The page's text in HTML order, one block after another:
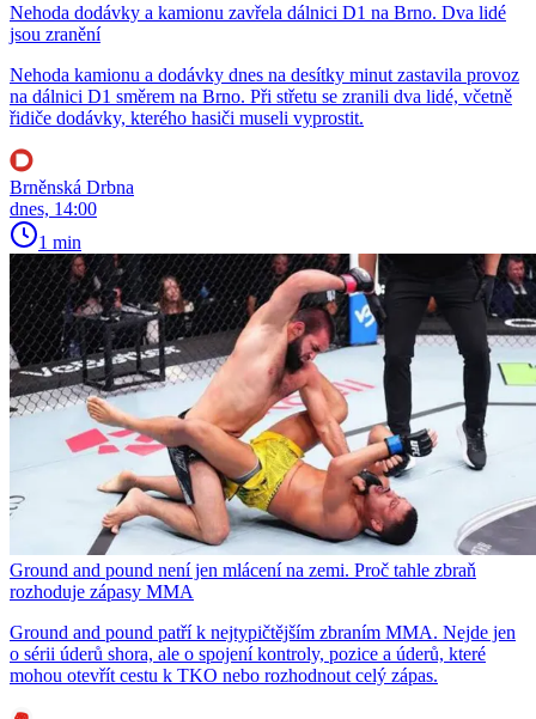
Nehoda dodávky a kamionu zavřela dálnici D1 na Brno. Dva lidé
jsou zranění
Nehoda kamionu a dodávky dnes na desítky minut zastavila provoz
na dálnici D1 směrem na Brno. Při střetu se zranili dva lidé, včetně
řidiče dodávky, kterého hasiči museli vyprostit.
Brněnská Drbna
dnes, 14:00
1 min
Ground and pound není jen mlácení na zemi. Proč tahle zbraň
rozhoduje zápasy MMA
Ground and pound patří k nejtypičtějším zbraním MMA. Nejde jen
o sérii úderů shora, ale o spojení kontroly, pozice a úderů, které
mohou otevřít cestu k TKO nebo rozhodnout celý zápas.